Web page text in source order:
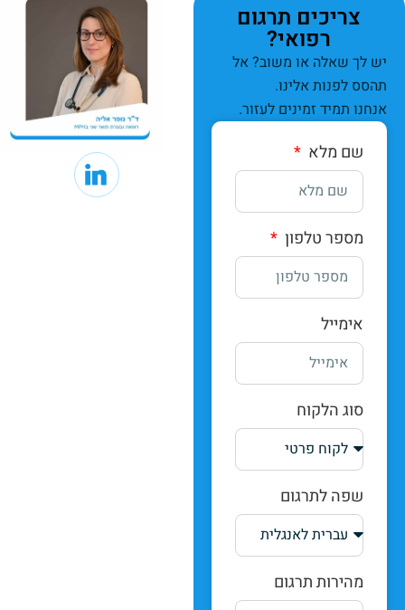
צריכים תרגום
רפואי?
יש לך שאלה או משוב? אל
תהסס לפנות אלינו.
אנחנו תמיד זמינים לעזור.
שם מלא
מספר טלפון
אימייל
סוג הלקוח
שפה לתרגום
מהירות תרגום